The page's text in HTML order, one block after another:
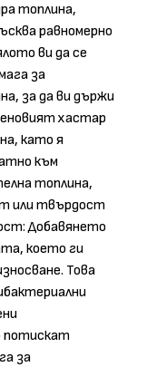
топлина,
равномерно
ви да се
за
за да ви държи
хастар
като я
към
топлина,
или твърдост
Добавянето
което ги
Това
потискат
за